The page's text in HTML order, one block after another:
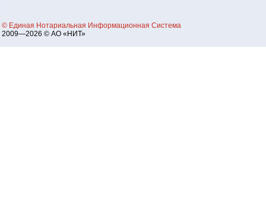
© Единая Нотариальная Информационная Система
2009—2026 © АО «НИТ»